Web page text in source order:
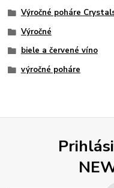
Výročné poháre
Výročné
biele a červené víno
výročné poháre